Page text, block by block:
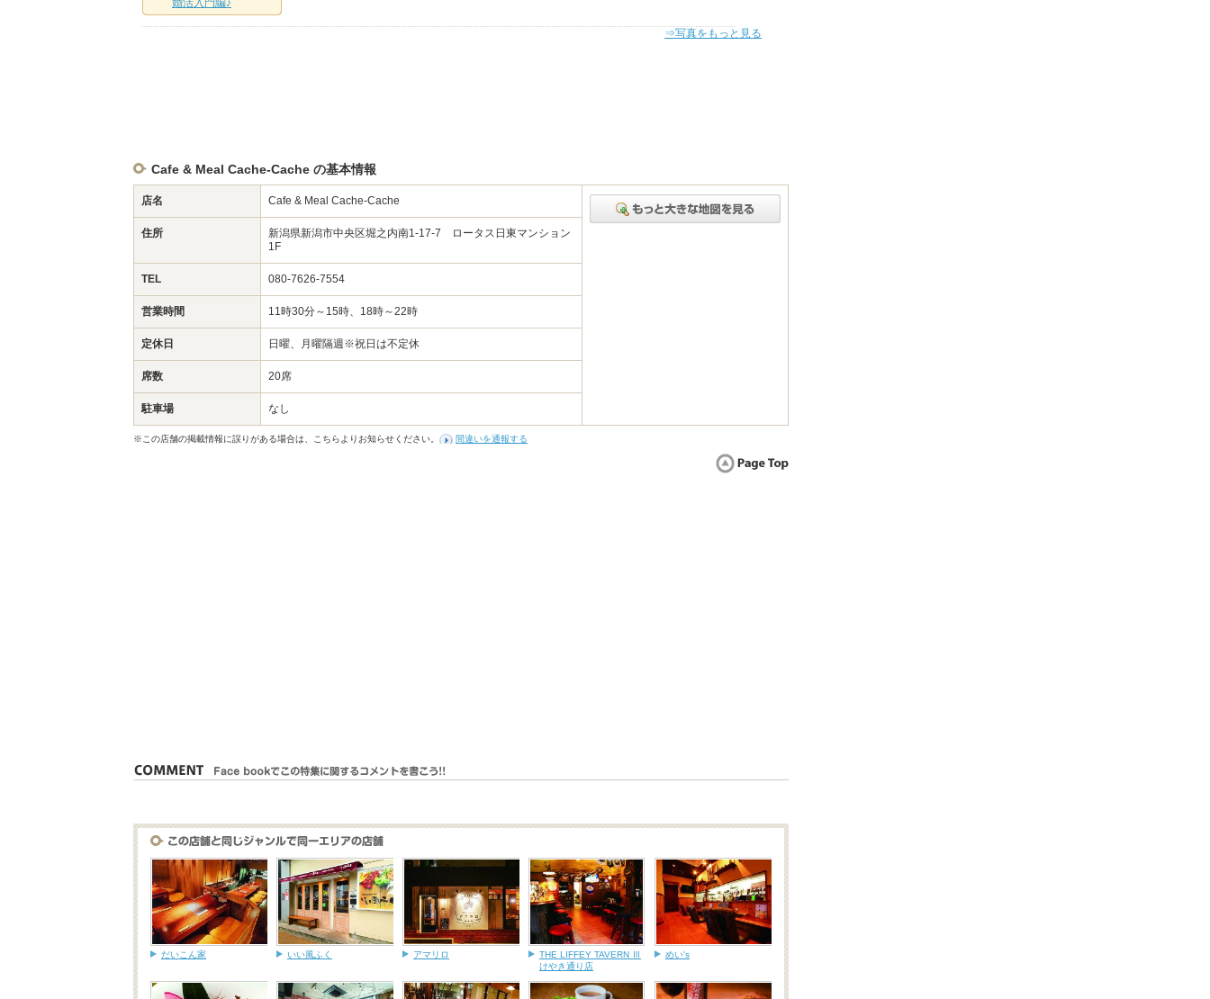
婚活入門編♪
⇒写真をもっと見る
Cafe & Meal Cache-Cache の基本情報
店名 Cafe & Meal Cache-Cache
住所
新潟県新潟市中央区堀之内南1-17-7 ロータス日東マンション
1F
TEL 080-7626-7554
営業時間 11時30分～15時、18時～22時
定休日 日曜、月曜隔週※祝日は不定休
席数 20席
駐車場 なし
※この店舗の掲載情報に誤りがある場合は、こちらよりお知らせください。 間違いを通報する
だいこん家 いい風ふく アマリロ
THE LIFFEY TAVERN Ⅲ
けやき通り店
めい's